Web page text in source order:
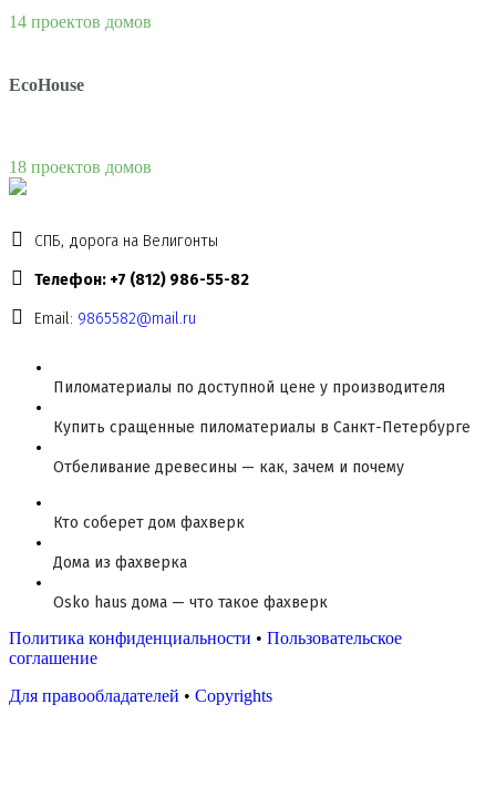
14 проектов домов
EcoHouse
18 проектов домов
СПБ, дорога на Велигонты
Телефон: +7 (812) 986-55-82
Email: 9865582@mail.ru
Пиломатериалы по доступной цене у производителя
Купить сращенные пиломатериалы в Санкт-Петербурге
Отбеливание древесины — как, зачем и почему
Кто соберет дом фахверк
Дома из фахверка
Osko haus дома — что такое фахверк
Политика конфиденциальности • Пользовательское
соглашение
Для правообладателей • Copyrights